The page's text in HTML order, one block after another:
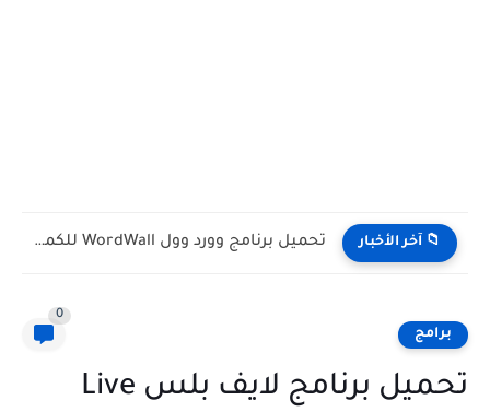
📁 آخر الأخبار تحميل برنامج وورد وول WordWall للكمبيوتر مجانا
برامج
0
تحميل برنامج لايف بلس Live